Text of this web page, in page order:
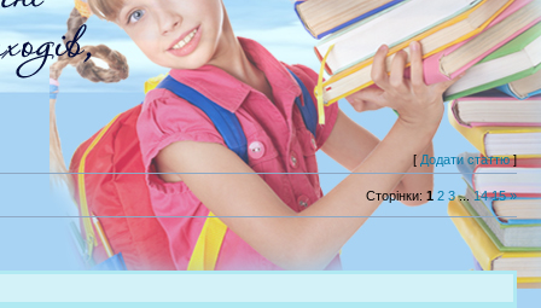
[ Додати статтю]
Сторінки: 1 2 3 ... 14 15 »